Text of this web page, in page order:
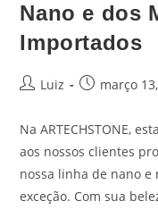
Nano e dos
Importados
Luiz março
Na ARTECHSTONE,
aos nossos clientes
nossa linha de nano
exceção. Com sua